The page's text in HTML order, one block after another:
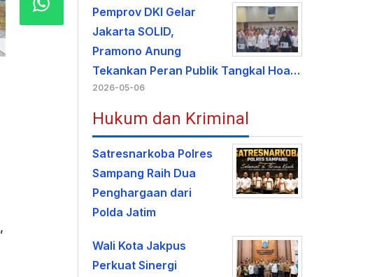
Pemprov DKI Gelar
Jakarta SOLID,
Pramono Anung
Tekankan Peran Publik Tangkal Hoa…
2026-05-06
Hukum dan Kriminal
Satresnarkoba Polres
Sampang Raih Dua
Penghargaan dari
Polda Jatim
Wali Kota Jakpus
Perkuat Sinergi